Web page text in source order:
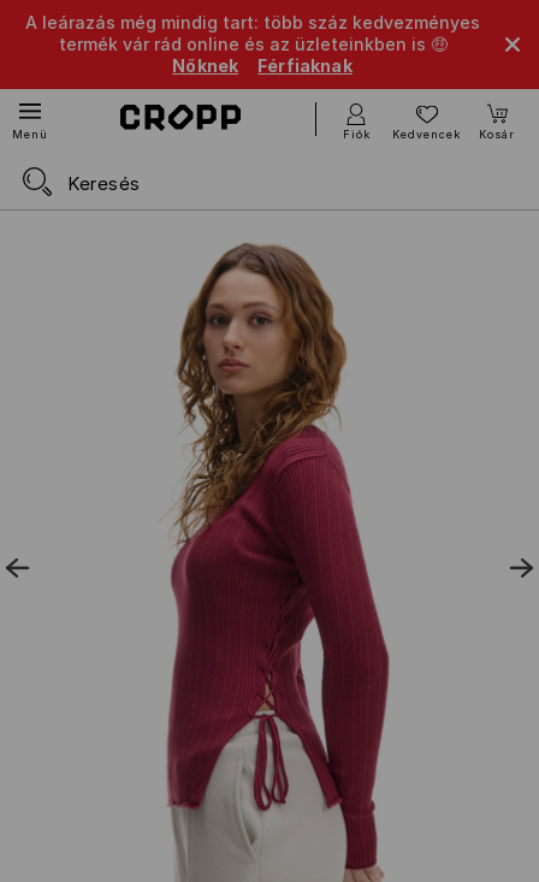
A leárazás még mindig tart: több száz kedvezményes
termék vár rád online és az üzleteinkben is 🤑
Nőknek
Férfiaknak
Menü Fiók Kedvencek Kosár